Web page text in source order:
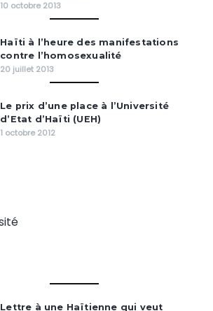
10 octobre 2013
Haïti à l’heure des manifestations
contre l’homosexualité
20 juillet 2013
Le prix d’une place à l’Université
d’Etat d’Haïti (UEH)
1 octobre 2012
Lettre à une Haïtienne qui veut